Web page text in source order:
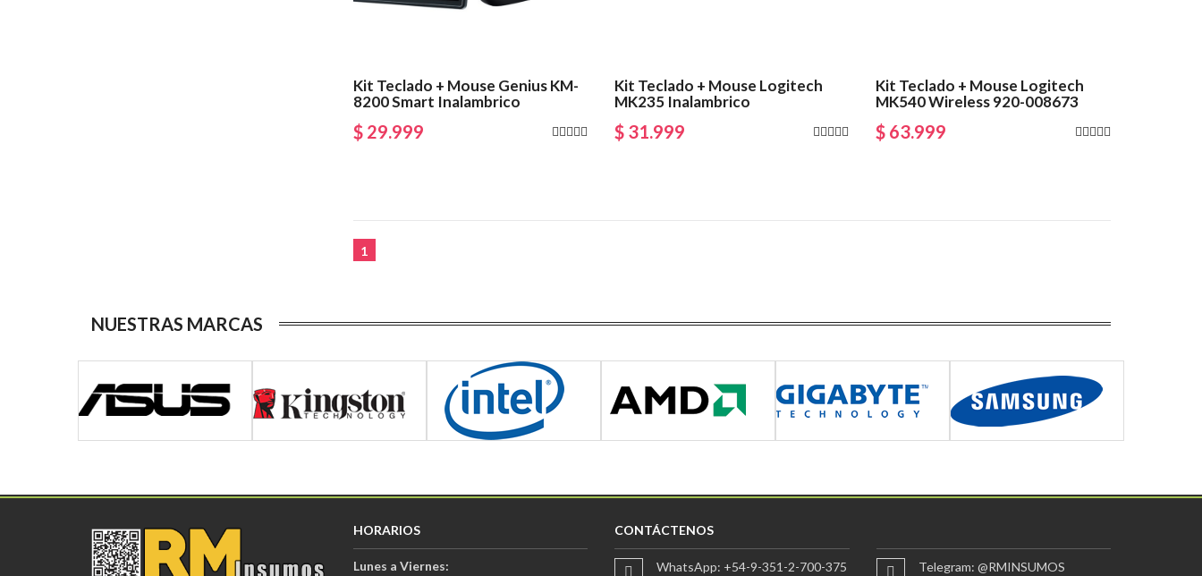
Kit Teclado + Mouse Genius KM-
8200 Smart Inalambrico
$ 29.999
Kit Teclado + Mouse Logitech
MK235 Inalambrico
$ 31.999
Kit Teclado + Mouse Logitech
MK540 Wireless 920-008673
$ 63.999
1
NUESTRAS MARCAS
HORARIOS
Lunes a Viernes:
CONTÁCTENOS
WhatsApp: +54-9-351-2-700-375 Telegram: @RMINSUMOS